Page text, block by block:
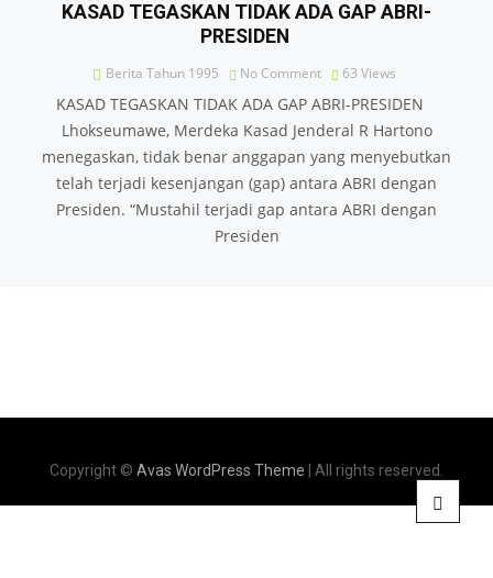
KASAD TEGASKAN TIDAK ADA GAP ABRI-
PRESIDEN
Berita Tahun 1995 No Comment 63 Views
KASAD TEGASKAN TIDAK ADA GAP ABRI-PRESIDEN
Lhokseumawe, Merdeka Kasad Jenderal R Hartono
menegaskan, tidak benar anggapan yang menyebutkan
telah terjadi kesenjangan (gap) antara ABRI dengan
Presiden. “Mustahil terjadi gap antara ABRI dengan
Presiden
Copyright © Avas WordPress Theme | All rights reserved.